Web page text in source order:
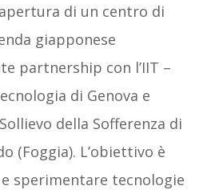
di un centro di
giapponese
partnership con l’IIT –
di Genova e
della Sofferenza di
(Foggia). L’obiettivo è
sperimentare tecnologie